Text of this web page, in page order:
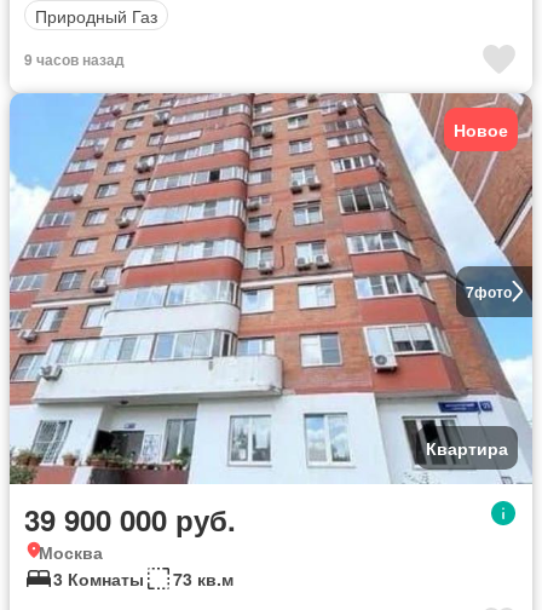
Природный Газ
9 часов назад
7фото
Новое
Квартира
39 900 000 руб.
Москва
3 Комнаты
73 кв.м